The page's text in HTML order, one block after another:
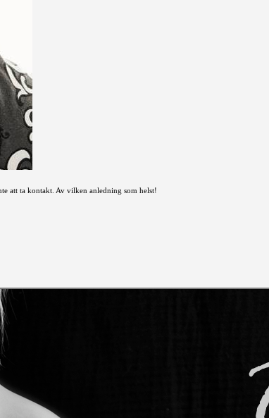
att ta kontakt. Av vilken anledning som helst!